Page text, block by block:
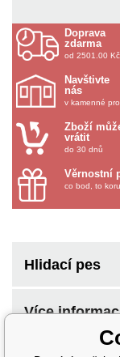
Doprava
zdarma
od 2501.00 Kč
Navštivte
nás
v kamenné
Zboží
vrátit
do 30 dnů
Věrnostní
co bod, to
Hlidací pes
Více